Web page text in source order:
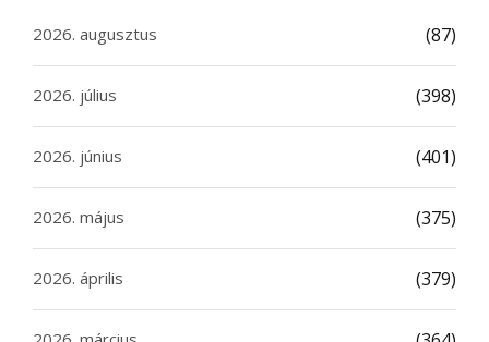
2026. augusztus (87)
2026. július (398)
2026. június (401)
2026. május (375)
2026. április (379)